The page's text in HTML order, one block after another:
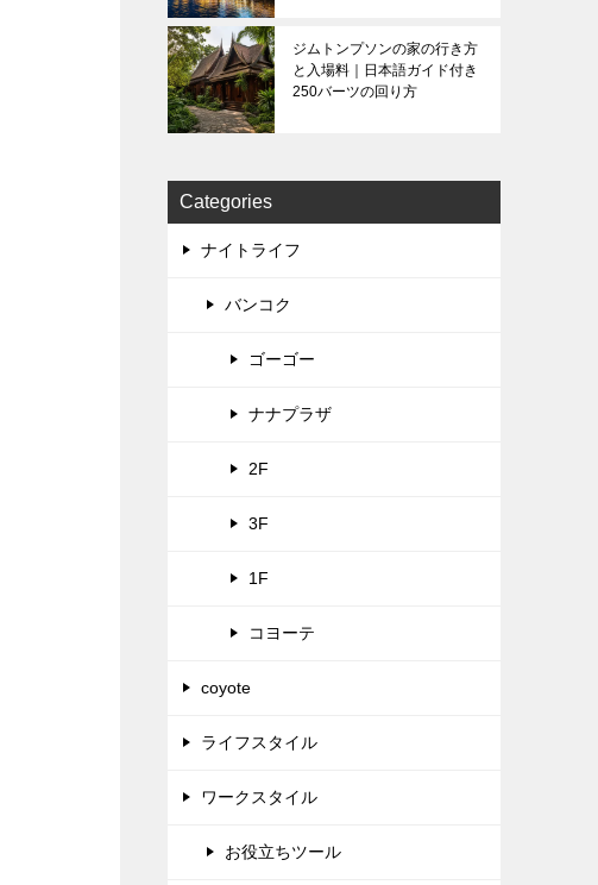
ジムトンプソンの家の行き方
と入場料｜日本語ガイド付き
250バーツの回り方
Categories
ナイトライフ
バンコク
ゴーゴー
ナナプラザ
2F
3F
1F
コヨーテ
coyote
ライフスタイル
ワークスタイル
お役立ちツール